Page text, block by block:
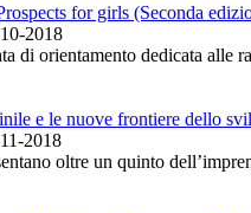
for girls (Seconda
2018
di orientamento dedicata
e le nuove frontiere dello
2018
oltre un quinto